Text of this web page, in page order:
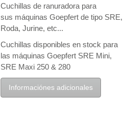
Cuchillas de ranuradora para
sus máquinas Goepfert de tipo SRE,
Roda, Jurine, etc...
Cuchillas disponibles en stock para
las máquinas Goepfert SRE Mini,
SRE Maxi 250 & 280
Informaciónes adicionales